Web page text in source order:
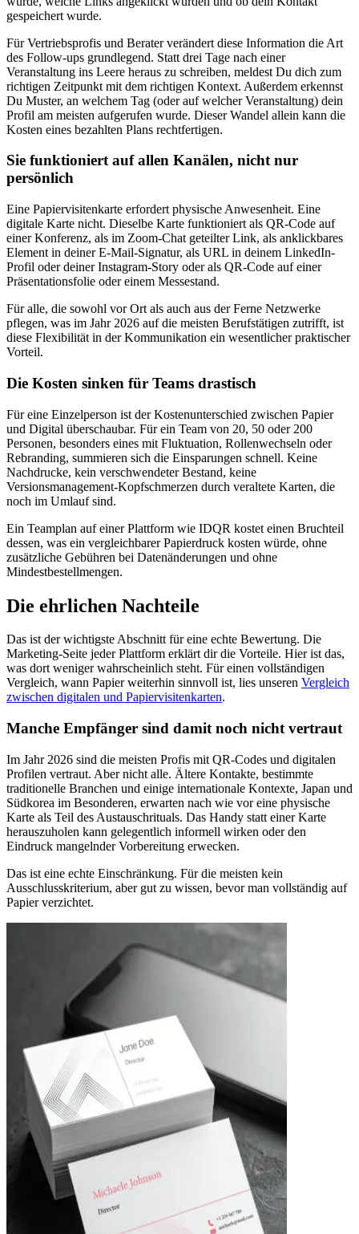
gespeichert wurde.
Für Vertriebsprofis und Berater verändert diese Information die Art
des Follow-ups grundlegend. Statt drei Tage nach einer
Veranstaltung ins Leere heraus zu schreiben, meldest Du dich zum
richtigen Zeitpunkt mit dem richtigen Kontext. Außerdem erkennst
Du Muster, an welchem Tag (oder auf welcher Veranstaltung) dein
Profil am meisten aufgerufen wurde. Dieser Wandel allein kann die
Kosten eines bezahlten Plans rechtfertigen.
Sie funktioniert auf allen Kanälen, nicht nur
persönlich
Eine Papiervisitenkarte erfordert physische Anwesenheit. Eine
digitale Karte nicht. Dieselbe Karte funktioniert als QR-Code auf
einer Konferenz, als im Zoom-Chat geteilter Link, als anklickbares
Element in deiner E-Mail-Signatur, als URL in deinem LinkedIn-
Profil oder deiner Instagram-Story oder als QR-Code auf einer
Präsentationsfolie oder einem Messestand.
Für alle, die sowohl vor Ort als auch aus der Ferne Netzwerke
pflegen, was im Jahr 2026 auf die meisten Berufstätigen zutrifft, ist
diese Flexibilität in der Kommunikation ein wesentlicher praktischer
Vorteil.
Die Kosten sinken für Teams drastisch
Für eine Einzelperson ist der Kostenunterschied zwischen Papier
und Digital überschaubar. Für ein Team von 20, 50 oder 200
Personen, besonders eines mit Fluktuation, Rollenwechseln oder
Rebranding, summieren sich die Einsparungen schnell. Keine
Nachdrucke, kein verschwendeter Bestand, keine
Versionsmanagement-Kopfschmerzen durch veraltete Karten, die
noch im Umlauf sind.
Ein Teamplan auf einer Plattform wie IDQR kostet einen Bruchteil
dessen, was ein vergleichbarer Papierdruck kosten würde, ohne
zusätzliche Gebühren bei Datenänderungen und ohne
Mindestbestellmengen.
Die ehrlichen Nachteile
Das ist der wichtigste Abschnitt für eine echte Bewertung. Die
Marketing-Seite jeder Plattform erklärt dir die Vorteile. Hier ist das,
was dort weniger wahrscheinlich steht. Für einen vollständigen
Vergleich, wann Papier weiterhin sinnvoll ist, lies unseren Vergleich
zwischen digitalen und Papiervisitenkarten.
Manche Empfänger sind damit noch nicht vertraut
Im Jahr 2026 sind die meisten Profis mit QR-Codes und digitalen
Profilen vertraut. Aber nicht alle. Ältere Kontakte, bestimmte
traditionelle Branchen und einige internationale Kontexte, Japan und
Südkorea im Besonderen, erwarten nach wie vor eine physische
Karte als Teil des Austauschrituals. Das Handy statt einer Karte
herauszuholen kann gelegentlich informell wirken oder den
Eindruck mangelnder Vorbereitung erwecken.
Das ist eine echte Einschränkung. Für die meisten kein
Ausschlusskriterium, aber gut zu wissen, bevor man vollständig auf
Papier verzichtet.